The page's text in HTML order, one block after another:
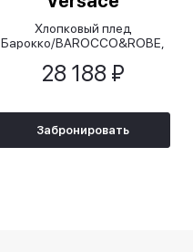
Хлопковый плед
Барокко/BAROCCO&ROBE,
28 188 ₽
Забронировать